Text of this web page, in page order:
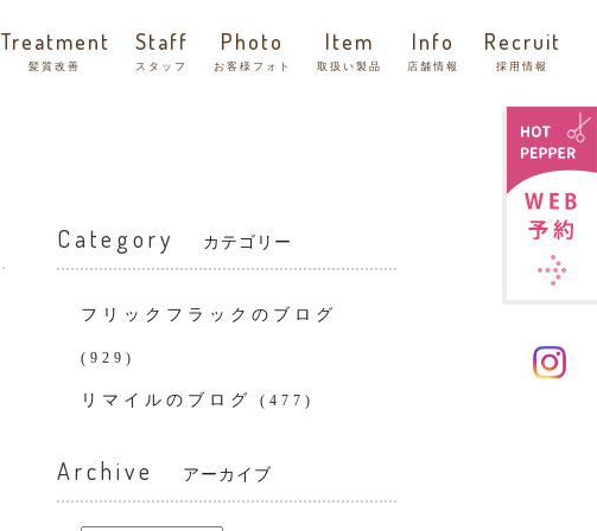
Treatment
髪質改善
Staff
スタッフ
Photo
お客様フォト
Item
取扱い製品
Info
店舗情報
Recruit
採用情報
Category カテゴリー
フリックフラックのブログ
(929)
リマイルのブログ (477)
Archive アーカイブ